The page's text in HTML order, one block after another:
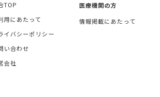
TOP
用にあたって
イバシーポリシー
い合わせ
会社
医療機関の方
情報掲載にあたって